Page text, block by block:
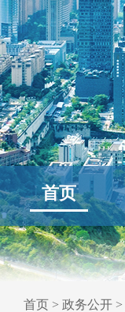
首页
首页 > 政务公开 >